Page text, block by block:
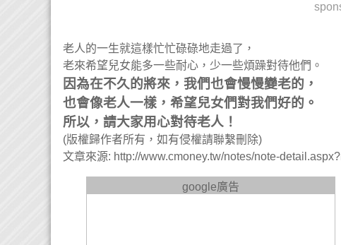
老人的一生就這樣忙忙碌碌地走過了，
老來希望兒女能多一些耐心，少一些煩躁對待他們。
因為在不久的將來，我們也會慢慢變老的，
也會像老人一樣，希望兒女們對我們好的。
所以，請大家用心對待老人！
(版權歸作者所有，如有侵權請聯繫刪除)
文章來源: http://www.cmoney.tw/notes/note-
google廣告